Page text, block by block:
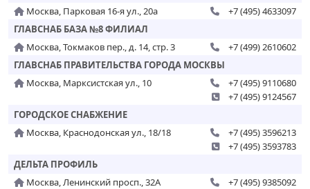
Москва, Парковая 16-я ул., 20а
+7 (495) 4633097
ГЛАВСНАБ БАЗА №8 ФИЛИАЛ
Москва, Токмаков пер., д. 14, стр. 3
+7 (499) 2610602
ГЛАВСНАБ ПРАВИТЕЛЬСТВА ГОРОДА МОСКВЫ
Москва, Марксистская ул., 10
+7 (495) 9110680
+7 (495) 9124567
ГОРОДСКОЕ СНАБЖЕНИЕ
Москва, Краснодонская ул., 18/18
+7 (495) 3596213
+7 (495) 3593783
ДЕЛЬТА ПРОФИЛЬ
Москва, Ленинский просп., 32А
+7 (495) 9385092